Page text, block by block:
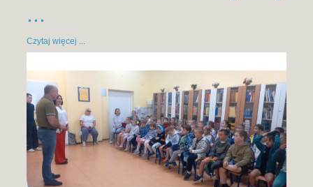
...
Czytaj więcej ...